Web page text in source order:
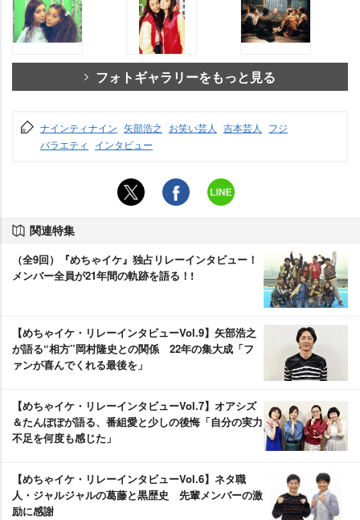
フォトギャラリーをもっと見る
ナインティナイン 矢部浩之 お笑い芸人 吉本芸人
フジ
バラエティ
インタビュー
関連特集
（全9回）『めちゃイケ』独占リレーインタビュー！
メンバー全員が21年間の軌跡を語る！!
【めちゃイケ・リレーインタビューVol.9】矢部浩之
が語る“相方”岡村隆史との関係 22年の集大成「フ
ァンが喜んでくれる最後を」
【めちゃイケ・リレーインタビューVol.7】オアシズ
＆たんぽぽが語る、番組愛と少しの後悔「自分の実力
不足を何度も感じた」
【めちゃイケ・リレーインタビューVol.6】ネタ職
人・ジャルジャルの葛藤と黒歴史 先輩メンバーの激
励に感謝